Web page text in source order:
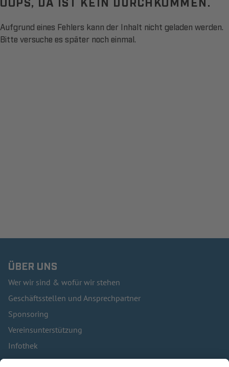
Aufgrund eines Fehlers kann der Inhalt nicht geladen werden.
Bitte versuche es später noch einmal.
ÜBER UNS
Wer wir sind & wofür wir stehen
Geschäftsstellen und Ansprechpartner
Sponsoring
Vereinsunterstützung
Infothek
Kontakt